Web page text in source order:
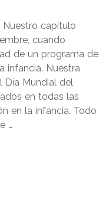
Nuestro capítulo
cuando
de un programa de
infancia. Nuestra
Día Mundial del
en todas las
en la infancia. Todo
…